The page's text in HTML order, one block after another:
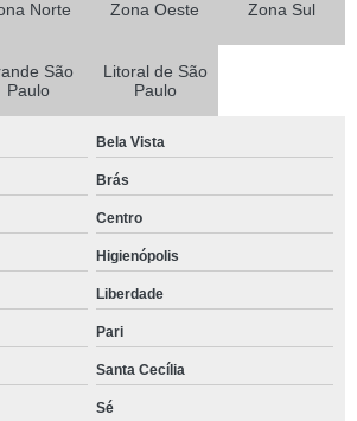
Norte Zona Oeste Zona Sul
São
Paulo
Litoral de São
Paulo
Bela Vista
Brás
Centro
Higienópolis
Liberdade
Pari
Santa Cecília
Sé